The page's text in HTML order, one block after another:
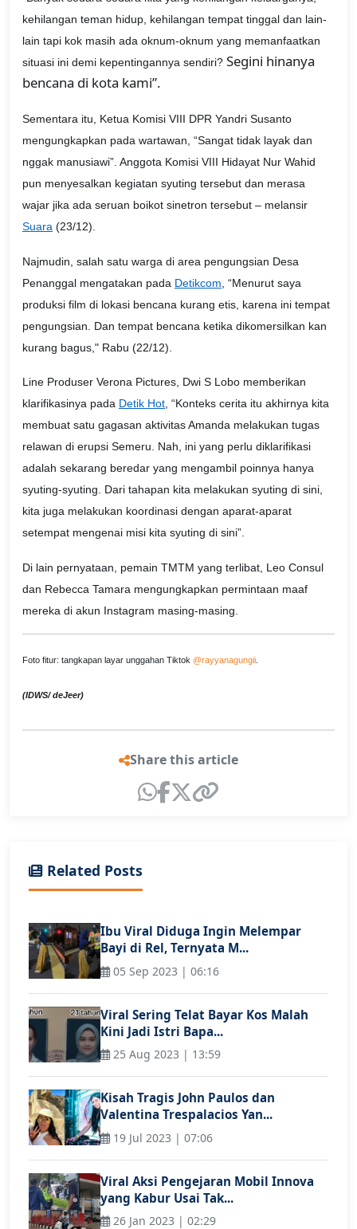
kehilangan teman hidup, kehilangan tempat tinggal dan lain-
lain tapi kok masih ada oknum-oknum yang memanfaatkan
situasi ini demi kepentingannya sendiri? Segini hinanya
bencana di kota kami”.
Sementara itu, Ketua Komisi VIII DPR Yandri Susanto
mengungkapkan pada wartawan, “Sangat tidak layak dan
nggak manusiawi”. Anggota Komisi VIII Hidayat Nur Wahid
pun menyesalkan kegiatan syuting tersebut dan merasa
wajar jika ada seruan boikot sinetron tersebut – melansir
Suara (23/12).
Najmudin, salah satu warga di area pengungsian Desa
Penanggal mengatakan pada Detikcom , “Menurut saya
produksi film di lokasi bencana kurang etis, karena ini tempat
pengungsian. Dan tempat bencana ketika dikomersilkan kan
kurang bagus," Rabu (22/12).
Line Produser Verona Pictures, Dwi S Lobo memberikan
klarifikasinya pada Detik Hot, “Konteks cerita itu akhirnya kita
membuat satu gagasan aktivitas Amanda melakukan tugas
relawan di erupsi Semeru. Nah, ini yang perlu diklarifikasi
adalah sekarang beredar yang mengambil poinnya hanya
syuting-syuting. Dari tahapan kita melakukan syuting di sini,
kita juga melakukan koordinasi dengan aparat-aparat
setempat mengenai misi kita syuting di sini”.
Di lain pernyataan, pemain TMTM yang terlibat, Leo Consul
dan Rebecca Tamara mengungkapkan permintaan maaf
mereka di akun Instagram masing-masing.
Foto fitur: tangkapan layar unggahan Tiktok @rayyanagungii
(IDWS/ deJeer)
Share this article
Related Posts
Ibu Viral Diduga Ingin Melempar
Bayi di Rel, Ternyata M...
05 Sep 2023 | 06:16
Viral Sering Telat Bayar Kos Malah
Kini Jadi Istri Bapa...
25 Aug 2023 | 13:59
Kisah Tragis John Paulos dan
Valentina Trespalacios Yan...
19 Jul 2023 | 07:06
Viral Aksi Pengejaran Mobil Innova
yang Kabur Usai Tak...
26 Jan 2023 | 02:29